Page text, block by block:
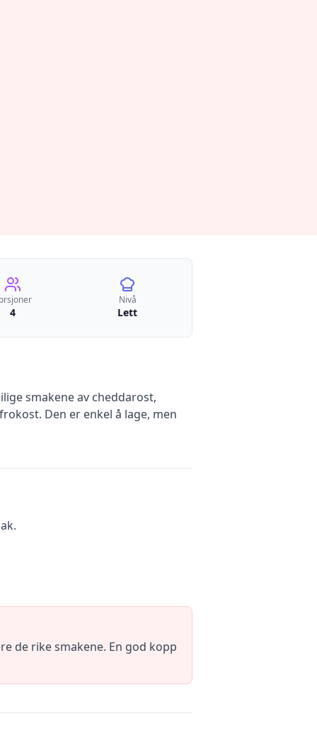
4
Nivå
Lett
smakene av cheddarost,
Den er enkel å lage, men
de rike smakene. En god kopp